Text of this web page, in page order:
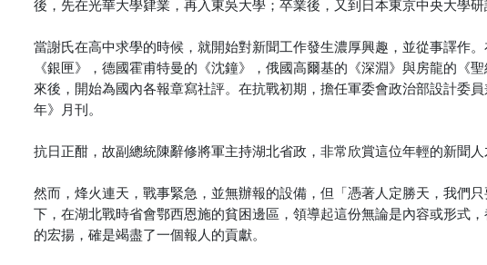
後，先在光華大學肄業，再入東吳大學；卒業後，又到日本東京中央大學
當謝氏在高中求學的時候，就開始對新聞工作發生濃厚興趣，並從事譯作
《銀匣》，德國霍甫特曼的《沈鐘》，俄國高爾基的《深淵》與房龍的
來後，開始為國內各報章寫社評。在抗戰初期，擔任軍委會政治部設計委
年》月刊。
抗日正酣，故副總統陳辭修將軍主持湖北省政，非常欣賞這位年輕的新聞
然而，烽火連天，戰事緊急，並無辦報的設備，但「憑著人定勝天，我們
下，在湖北戰時省會鄂西恩施的貧困邊區，領導起這份無論是內容或形式
的宏揚，確是竭盡了一個報人的貢獻。